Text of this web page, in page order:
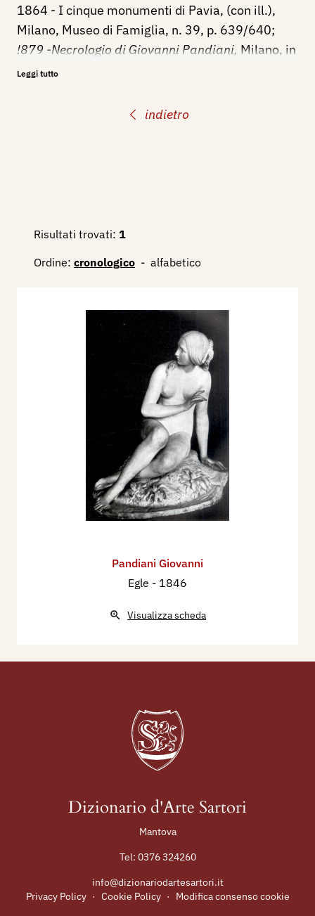
indietro
1864 - I cinque monumenti di Pavia, (con ill.),
Milano, Museo di Famiglia, n. 39, p. 639/640;
!879 -Necrologio di Giovanni Pandiani, Milano, in
“Atti della R. Accademia di Belle Arti,,, 1879.
Maggiore di Milano e degli Istituti annessi,
secondo, Lodi, Il Pomerio, pp. 781/784
Scultori Italiani dell’ottocento e del primo
Leggi tutto
Risultati trovati: 1
Ordine: cronologico - alfabetico
Pandiani Giovanni
Egle - 1846
Visualizza scheda
Dizionario d'Arte Sartori
Mantova
Tel: 0376 324260
info@dizionariodartesartori.it
Privacy Policy · Cookie Policy · Modifica consenso cookie